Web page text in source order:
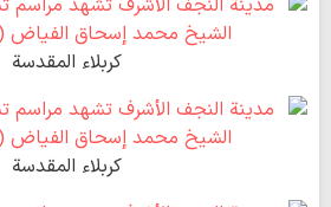
كربلاء المقدسة
كربلاء المقدسة